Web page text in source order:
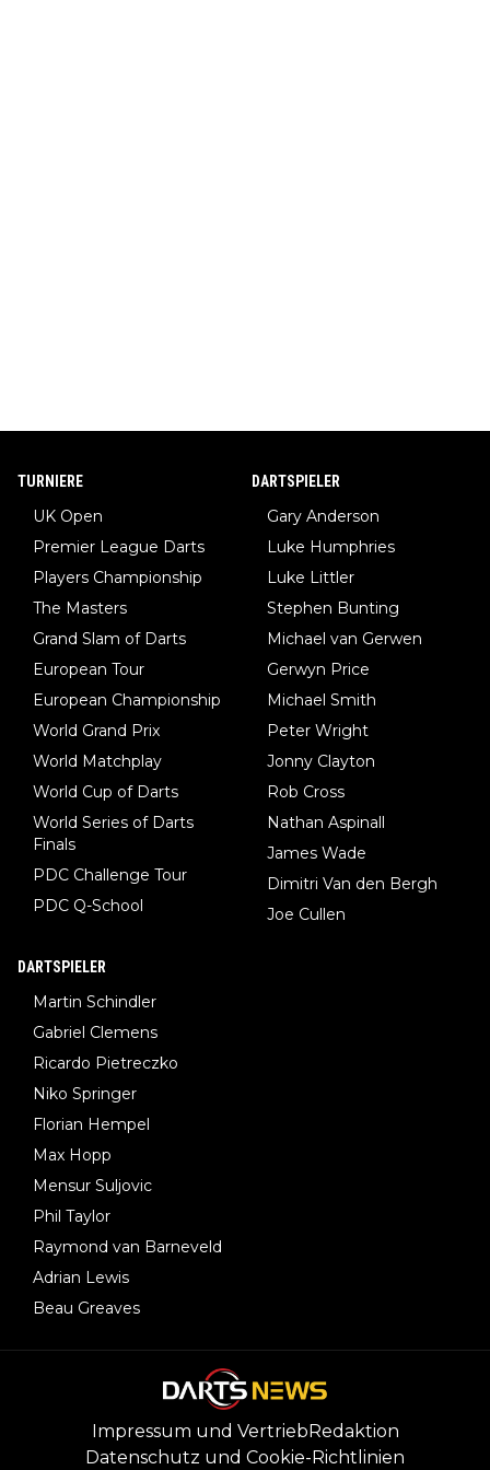
TURNIERE
UK Open
Premier League Darts
Players Championship
The Masters
Grand Slam of Darts
European Tour
European Championship
World Grand Prix
World Matchplay
World Cup of Darts
World Series of Darts
Finals
PDC Challenge Tour
PDC Q-School
DARTSPIELER
Gary Anderson
Luke Humphries
Luke Littler
Stephen Bunting
Michael van Gerwen
Gerwyn Price
Michael Smith
Peter Wright
Jonny Clayton
Rob Cross
Nathan Aspinall
James Wade
Dimitri Van den Bergh
Joe Cullen
DARTSPIELER
Martin Schindler
Gabriel Clemens
Ricardo Pietreczko
Niko Springer
Florian Hempel
Max Hopp
Mensur Suljovic
Phil Taylor
Raymond van Barneveld
Adrian Lewis
Beau Greaves
Impressum und VertriebRedaktion
Datenschutz und Cookie-Richtlinien